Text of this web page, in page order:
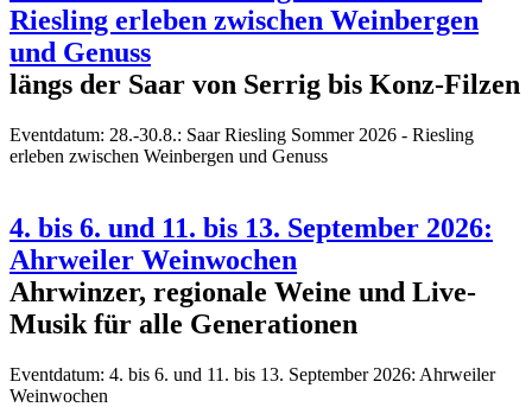
Riesling erleben zwischen Weinbergen
und Genuss
längs der Saar von Serrig bis Konz-Filzen
Eventdatum: 28.-30.8.: Saar Riesling Sommer 2026 - Riesling
erleben zwischen Weinbergen und Genuss
4. bis 6. und 11. bis 13. September 2026:
Ahrweiler Weinwochen
Ahrwinzer, regionale Weine und Live-
Musik für alle Generationen
Eventdatum: 4. bis 6. und 11. bis 13. September 2026: Ahrweiler
Weinwochen